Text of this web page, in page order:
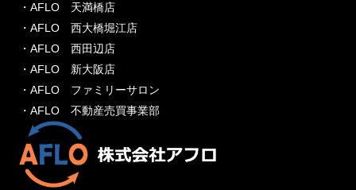
・AFLO 天満橋店
・AFLO 西大橋堀江店
・AFLO 西田辺店
・AFLO 新大阪店
・AFLO ファミリーサロン
・AFLO 不動産売買事業部